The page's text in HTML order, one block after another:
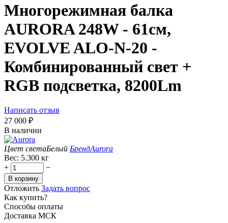
Многорежимная балка
AURORA 248W - 61см,
EVOLVE ALO-N-20 -
Комбинированный свет +
RGB подсветка, 8200Lm
Написать отзыв
27 000 ₽
В наличии
Цвет светаБелый БрендAurora
Вес: 5.300 кг
+
−
В корзину
Отложить Задать вопрос
Как купить?
Способы оплаты
Доставка МСК